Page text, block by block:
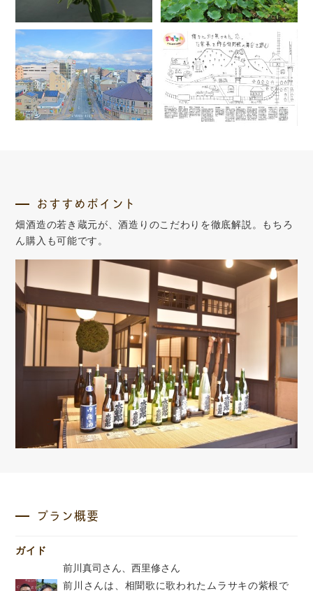
おすすめポイント
畑酒造の若き蔵元が、酒造りのこだわりを徹底解説。もちろ
ん購入も可能です。
プラン概要
ガイド
前川真司さん、西里修さん
前川さんは、相聞歌に歌われたムラサキの紫根で